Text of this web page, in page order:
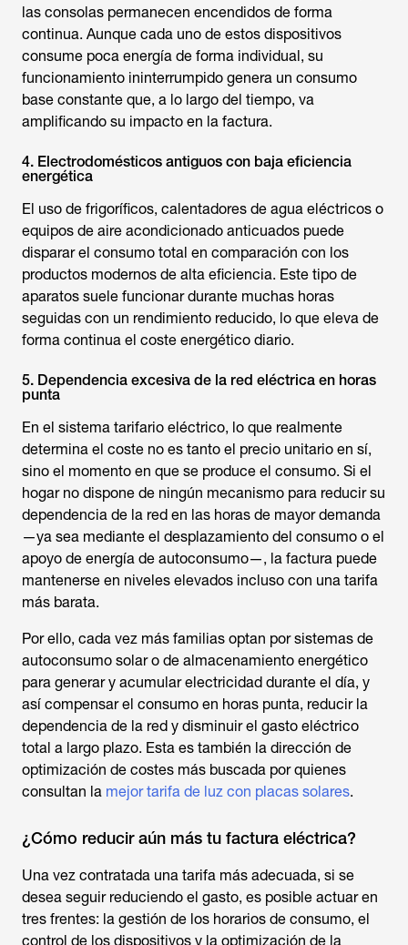
las consolas permanecen encendidos de forma
continua. Aunque cada uno de estos dispositivos
consume poca energía de forma individual, su
funcionamiento ininterrumpido genera un consumo
base constante que, a lo largo del tiempo, va
amplificando su impacto en la factura.
4. Electrodomésticos antiguos con baja eficiencia
energética
El uso de frigoríficos, calentadores de agua eléctricos o
equipos de aire acondicionado anticuados puede
disparar el consumo total en comparación con los
productos modernos de alta eficiencia. Este tipo de
aparatos suele funcionar durante muchas horas
seguidas con un rendimiento reducido, lo que eleva de
forma continua el coste energético diario.
5. Dependencia excesiva de la red eléctrica en horas
punta
En el sistema tarifario eléctrico, lo que realmente
determina el coste no es tanto el precio unitario en sí,
sino el momento en que se produce el consumo. Si el
hogar no dispone de ningún mecanismo para reducir su
dependencia de la red en las horas de mayor demanda
—ya sea mediante el desplazamiento del consumo o el
apoyo de energía de autoconsumo—, la factura puede
mantenerse en niveles elevados incluso con una tarifa
más barata.
Por ello, cada vez más familias optan por sistemas de
autoconsumo solar o de almacenamiento energético
para generar y acumular electricidad durante el día, y
así compensar el consumo en horas punta, reducir la
dependencia de la red y disminuir el gasto eléctrico
total a largo plazo. Esta es también la dirección de
optimización de costes más buscada por quienes
consultan la mejor tarifa de luz con placas solares.
¿Cómo reducir aún más tu factura eléctrica?
Una vez contratada una tarifa más adecuada, si se
desea seguir reduciendo el gasto, es posible actuar en
tres frentes: la gestión de los horarios de consumo, el
control de los dispositivos y la optimización de la